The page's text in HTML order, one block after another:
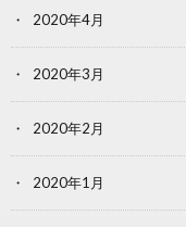
2020年4月
2020年3月
2020年2月
2020年1月